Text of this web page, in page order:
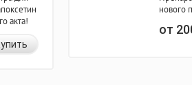
акта!
нового
от